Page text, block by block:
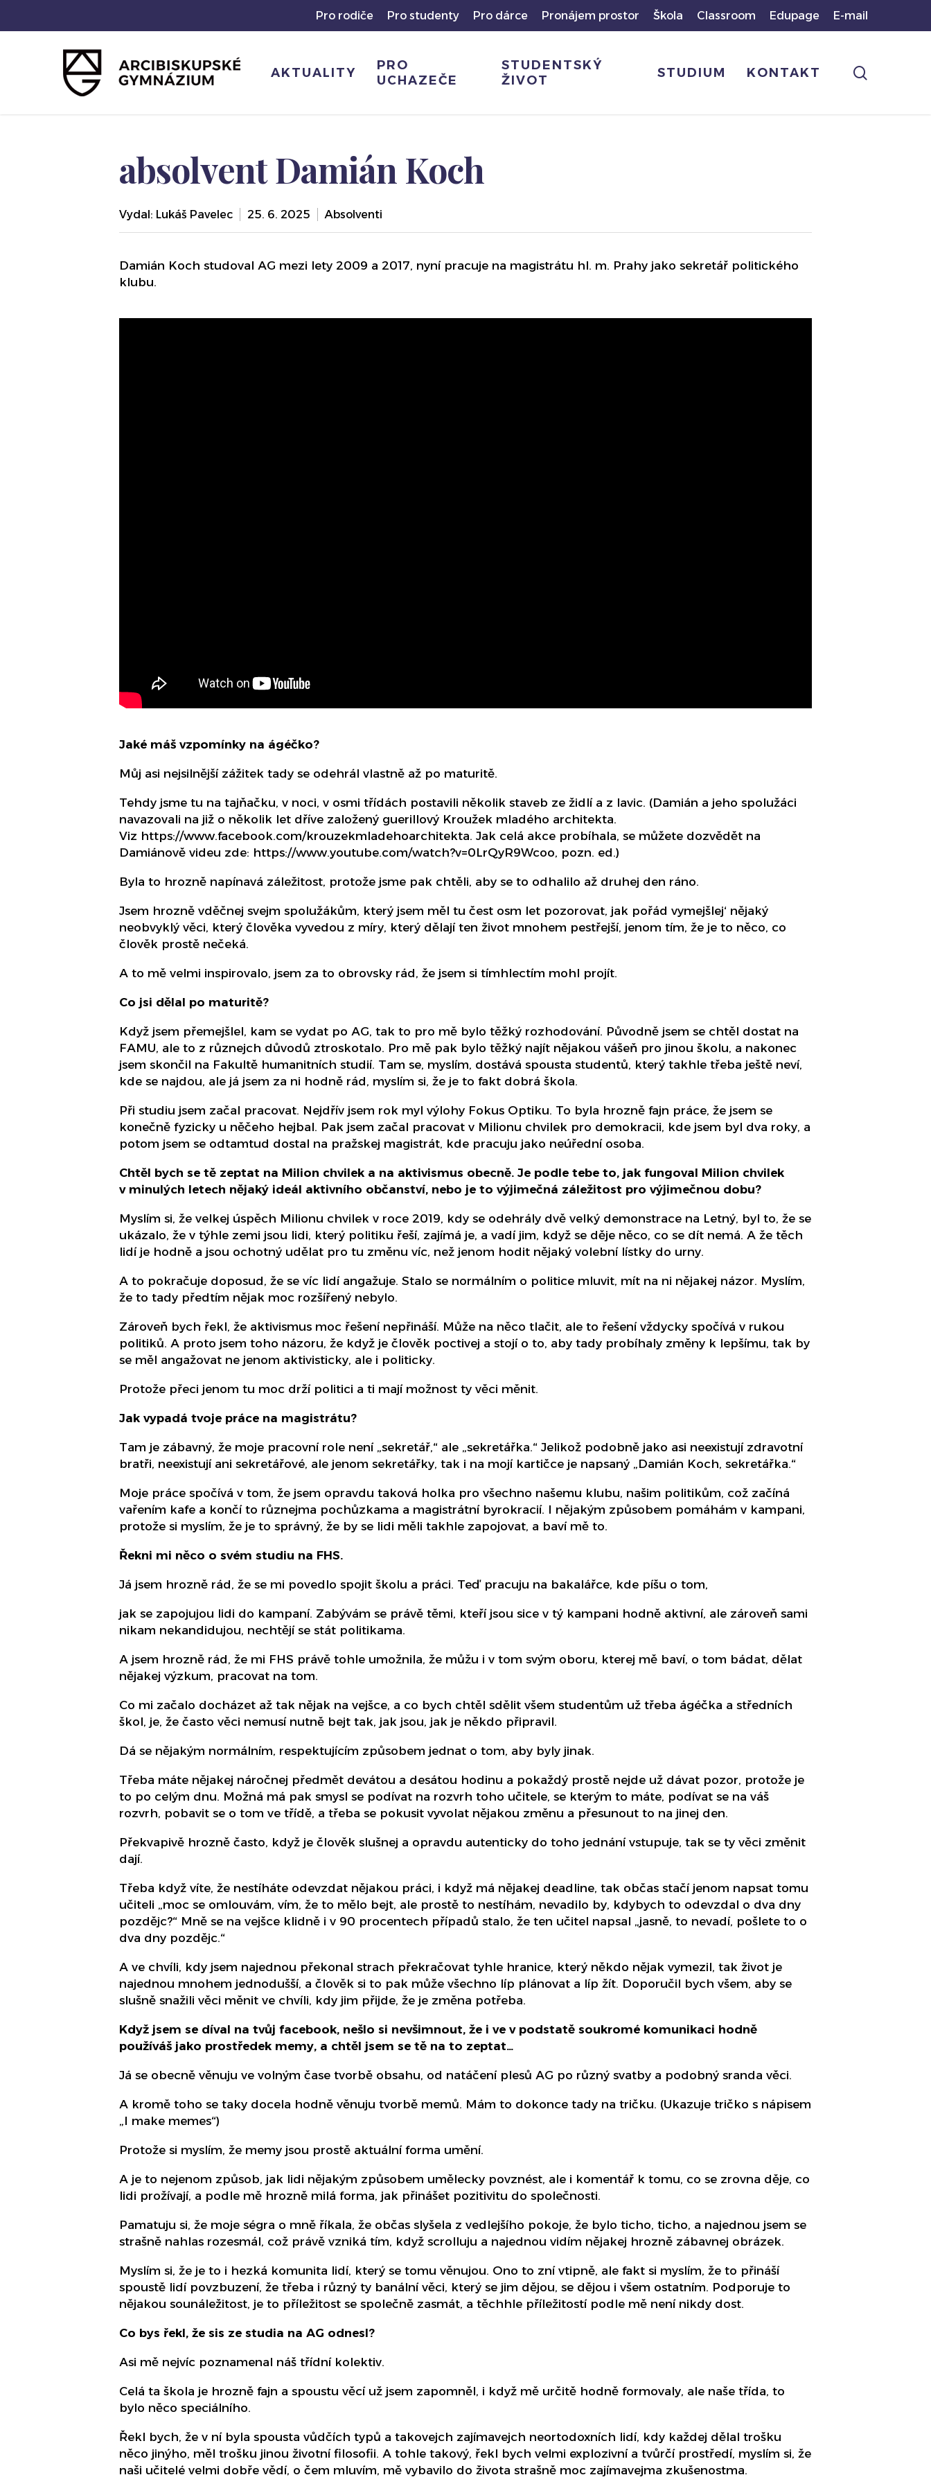
Pro rodiče Pro studenty Pro dárce Pronájem prostor Škola Classroom Edupage E-mail
AKTUALITY
PRO
UCHAZEČE
STUDENTSKÝ
ŽIVOT
STUDIUM KONTAKT
absolvent Damián Koch
Vydal: Lukáš Pavelec 25. 6. 2025 Absolventi
Damián Koch studoval AG mezi lety 2009 a 2017, nyní pracuje na magistrátu hl. m. Prahy jako sekretář politického
klubu.
Jaké máš vzpomínky na ágéčko?
Můj asi nejsilnější zážitek tady se odehrál vlastně až po maturitě.
Tehdy jsme tu na tajňačku, v noci, v osmi třídách postavili několik staveb ze židlí a z lavic. (Damián a jeho spolužáci
navazovali na již o několik let dříve založený guerillový Kroužek mladého architekta.
Viz https://www.facebook.com/krouzekmladehoarchitekta. Jak celá akce probíhala, se můžete dozvědět na
Damiánově videu zde: https://www.youtube.com/watch?v=0LrQyR9Wcoo, pozn. ed.)
Byla to hrozně napínavá záležitost, protože jsme pak chtěli, aby se to odhalilo až druhej den ráno.
Jsem hrozně vděčnej svejm spolužákům, který jsem měl tu čest osm let pozorovat, jak pořád vymejšlej‘ nějaký
neobvyklý věci, který člověka vyvedou z míry, který dělají ten život mnohem pestřejší, jenom tím, že je to něco, co
člověk prostě nečeká.
A to mě velmi inspirovalo, jsem za to obrovsky rád, že jsem si tímhlectím mohl projít.
Co jsi dělal po maturitě?
Když jsem přemejšlel, kam se vydat po AG, tak to pro mě bylo těžký rozhodování. Původně jsem se chtěl dostat na
FAMU, ale to z různejch důvodů ztroskotalo. Pro mě pak bylo těžký najít nějakou vášeň pro jinou školu, a nakonec
jsem skončil na Fakultě humanitních studií. Tam se, myslím, dostává spousta studentů, který takhle třeba ještě neví,
kde se najdou, ale já jsem za ni hodně rád, myslím si, že je to fakt dobrá škola.
Při studiu jsem začal pracovat. Nejdřív jsem rok myl výlohy Fokus Optiku. To byla hrozně fajn práce, že jsem se
konečně fyzicky u něčeho hejbal. Pak jsem začal pracovat v Milionu chvilek pro demokracii, kde jsem byl dva roky, a
potom jsem se odtamtud dostal na pražskej magistrát, kde pracuju jako neúřední osoba.
Chtěl bych se tě zeptat na Milion chvilek a na aktivismus obecně. Je podle tebe to, jak fungoval Milion chvilek
v minulých letech nějaký ideál aktivního občanství, nebo je to výjimečná záležitost pro výjimečnou dobu?
Myslím si, že velkej úspěch Milionu chvilek v roce 2019, kdy se odehrály dvě velký demonstrace na Letný, byl to, že se
ukázalo, že v týhle zemi jsou lidi, který politiku řeší, zajímá je, a vadí jim, když se děje něco, co se dít nemá. A že těch
lidí je hodně a jsou ochotný udělat pro tu změnu víc, než jenom hodit nějaký volební lístky do urny.
A to pokračuje doposud, že se víc lidí angažuje. Stalo se normálním o politice mluvit, mít na ni nějakej názor. Myslím,
že to tady předtím nějak moc rozšířený nebylo.
Zároveň bych řekl, že aktivismus moc řešení nepřináší. Může na něco tlačit, ale to řešení vždycky spočívá v rukou
politiků. A proto jsem toho názoru, že když je člověk poctivej a stojí o to, aby tady probíhaly změny k lepšímu, tak by
se měl angažovat ne jenom aktivisticky, ale i politicky.
Protože přeci jenom tu moc drží politici a ti mají možnost ty věci měnit.
Jak vypadá tvoje práce na magistrátu?
Tam je zábavný, že moje pracovní role není „sekretář,“ ale „sekretářka.“ Jelikož podobně jako asi neexistují zdravotní
bratři, neexistují ani sekretářové, ale jenom sekretářky, tak i na mojí kartičce je napsaný „Damián Koch, sekretářka.“
Moje práce spočívá v tom, že jsem opravdu taková holka pro všechno našemu klubu, našim politikům, což začíná
vařením kafe a končí to různejma pochůzkama a magistrátní byrokracií. I nějakým způsobem pomáhám v kampani,
protože si myslím, že je to správný, že by se lidi měli takhle zapojovat, a baví mě to.
Řekni mi něco o svém studiu na FHS.
Já jsem hrozně rád, že se mi povedlo spojit školu a práci. Teď pracuju na bakalářce, kde píšu o tom,
jak se zapojujou lidi do kampaní. Zabývám se právě těmi, kteří jsou sice v tý kampani hodně aktivní, ale zároveň sami
nikam nekandidujou, nechtějí se stát politikama.
A jsem hrozně rád, že mi FHS právě tohle umožnila, že můžu i v tom svým oboru, kterej mě baví, o tom bádat, dělat
nějakej výzkum, pracovat na tom.
Co mi začalo docházet až tak nějak na vejšce, a co bych chtěl sdělit všem studentům už třeba ágéčka a středních
škol, je, že často věci nemusí nutně bejt tak, jak jsou, jak je někdo připravil.
Dá se nějakým normálním, respektujícím způsobem jednat o tom, aby byly jinak.
Třeba máte nějakej náročnej předmět devátou a desátou hodinu a pokaždý prostě nejde už dávat pozor, protože je
to po celým dnu. Možná má pak smysl se podívat na rozvrh toho učitele, se kterým to máte, podívat se na váš
rozvrh, pobavit se o tom ve třídě, a třeba se pokusit vyvolat nějakou změnu a přesunout to na jinej den.
Překvapivě hrozně často, když je člověk slušnej a opravdu autenticky do toho jednání vstupuje, tak se ty věci změnit
dají.
Třeba když víte, že nestíháte odevzdat nějakou práci, i když má nějakej deadline, tak občas stačí jenom napsat tomu
učiteli „moc se omlouvám, vím, že to mělo bejt, ale prostě to nestíhám, nevadilo by, kdybych to odevzdal o dva dny
pozdějc?“ Mně se na vejšce klidně i v 90 procentech případů stalo, že ten učitel napsal „jasně, to nevadí, pošlete to o
dva dny pozdějc.“
A ve chvíli, kdy jsem najednou překonal strach překračovat tyhle hranice, který někdo nějak vymezil, tak život je
najednou mnohem jednodušší, a člověk si to pak může všechno líp plánovat a líp žít. Doporučil bych všem, aby se
slušně snažili věci měnit ve chvíli, kdy jim přijde, že je změna potřeba.
Když jsem se díval na tvůj facebook, nešlo si nevšimnout, že i ve v podstatě soukromé komunikaci hodně
používáš jako prostředek memy, a chtěl jsem se tě na to zeptat…
Já se obecně věnuju ve volným čase tvorbě obsahu, od natáčení plesů AG po různý svatby a podobný sranda věci.
A kromě toho se taky docela hodně věnuju tvorbě memů. Mám to dokonce tady na tričku. (Ukazuje tričko s nápisem
„I make memes“)
Protože si myslím, že memy jsou prostě aktuální forma umění.
A je to nejenom způsob, jak lidi nějakým způsobem umělecky povznést, ale i komentář k tomu, co se zrovna děje, co
lidi prožívají, a podle mě hrozně milá forma, jak přinášet pozitivitu do společnosti.
Pamatuju si, že moje ségra o mně říkala, že občas slyšela z vedlejšího pokoje, že bylo ticho, ticho, a najednou jsem se
strašně nahlas rozesmál, což právě vzniká tím, když scrolluju a najednou vidím nějakej hrozně zábavnej obrázek.
Myslím si, že je to i hezká komunita lidí, který se tomu věnujou. Ono to zní vtipně, ale fakt si myslím, že to přináší
spoustě lidí povzbuzení, že třeba i různý ty banální věci, který se jim dějou, se dějou i všem ostatním. Podporuje to
nějakou sounáležitost, je to příležitost se společně zasmát, a těchhle příležitostí podle mě není nikdy dost.
Co bys řekl, že sis ze studia na AG odnesl?
Asi mě nejvíc poznamenal náš třídní kolektiv.
Celá ta škola je hrozně fajn a spoustu věcí už jsem zapomněl, i když mě určitě hodně formovaly, ale naše třída, to
bylo něco speciálního.
Řekl bych, že v ní byla spousta vůdčích typů a takovejch zajímavejch neortodoxních lidí, kdy každej dělal trošku
něco jinýho, měl trošku jinou životní filosofii. A tohle takový, řekl bych velmi explozivní a tvůrčí prostředí, myslím si, že
naši učitelé velmi dobře vědí, o čem mluvím, mě vybavilo do života strašně moc zajímavejma zkušenostma.